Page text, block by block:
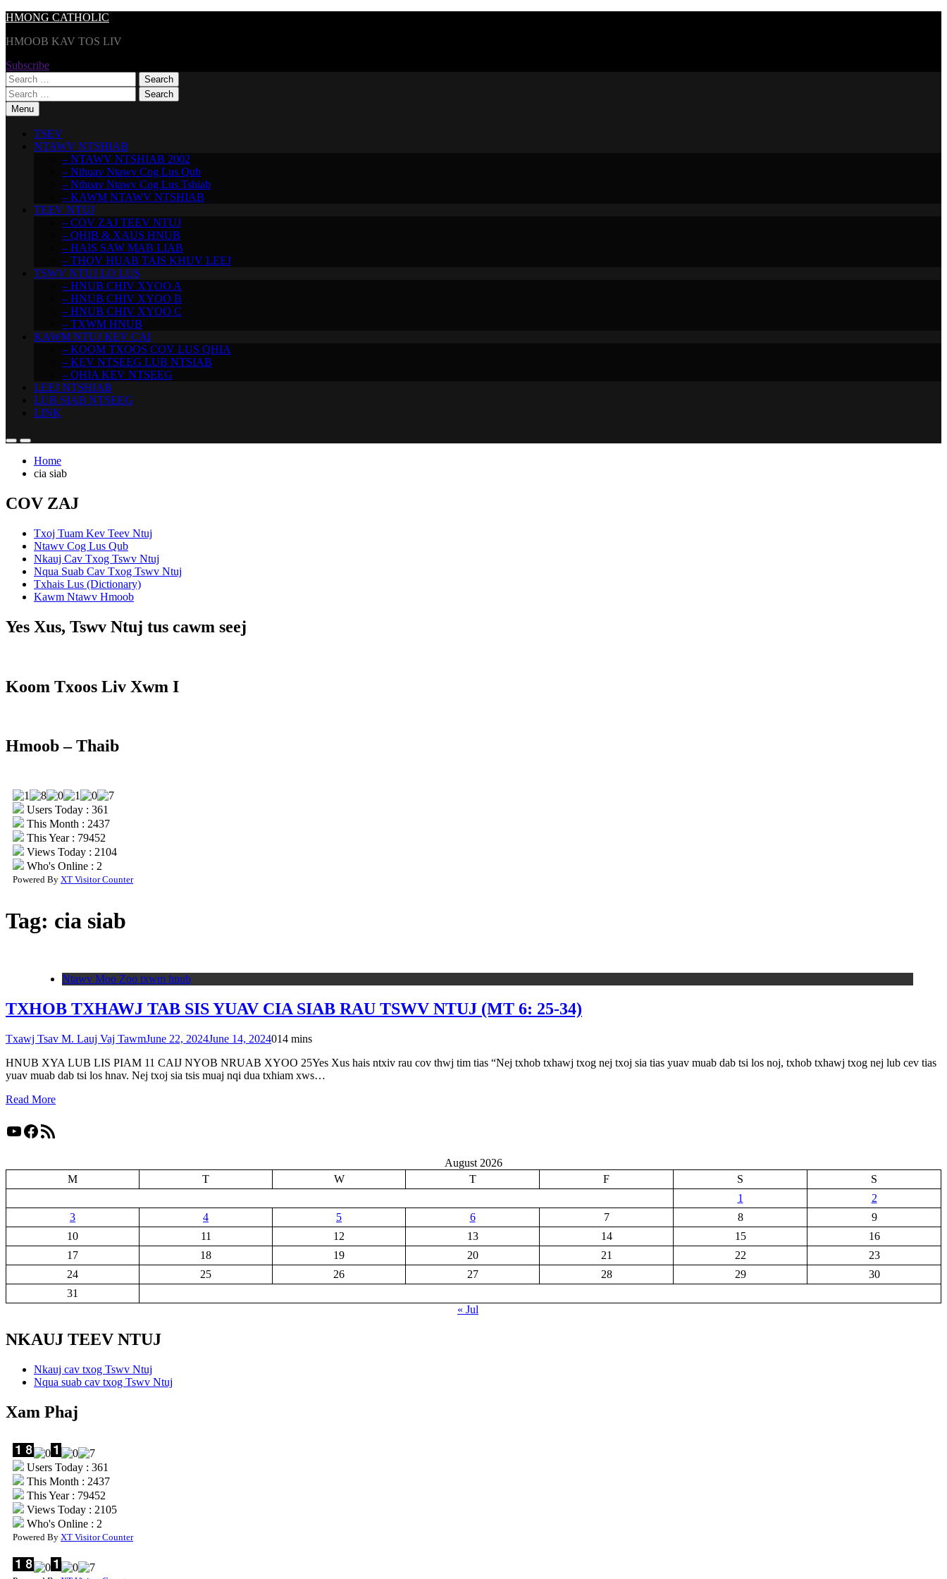
Skip
content
HMONG CATHOLIC
HMOOB KAV TOS LIV
Subscribe
Search
for:
Search
for:Menu
TSEV
NTAWV NTSHIAB
– NTAWV NTSHIAB 2002
– Nthuav Ntawv Cog Lus Qub
– Nthuav Ntawv Cog Lus Tshiab
– KAWM NTAWV NTSHIAB
TEEV NTUJ
– COV ZAJ TEEV NTUJ
– QHIB & XAUS HNUB
– HAIS SAW MAB LIAB
– THOV HUAB TAIS KHUV LEEJ
TSWV NTUJ LO LUS
– HNUB CHIV XYOO A
– HNUB CHIV XYOO B
– HNUB CHIV XYOO C
– TXWM HNUB
KAWM NTUJ KEV CAI
– KOOM TXOOS COV LUS QHIA
– KEV NTSEEG LUB NTSIAB
– QHIA KEV NTSEEG
LEEJ NTSHIAB
LUB SIAB NTSEEG
LINK
Home
cia siab
COV ZAJ
Txoj Tuam Kev Teev Ntuj
Ntawv Cog Lus Qub
Nkauj Cav Txog Tswv Ntuj
Nqua Suab Cav Txog Tswv Ntuj
Txhais Lus (Dictionary)
Kawm Ntawv Hmoob
Yes Xus, Tswv Ntuj tus cawm seej
Koom Txoos Liv Xwm I
Hmoob – Thaib
Users Today : 361
This Month : 2437
This Year : 79452
Views Today : 2104
Who's Online : 2
Powered By XT Visitor Counter
Tag: cia siab
Ntawv Moo Zoo txwm hnub
TXHOB TXHAWJ TAB SIS YUAV CIA SIAB RAU TSWV NTUJ (MT 6: 25-34)
Txawj Tsav M. Lauj Vaj TawmJune 22, 2024June 14, 2024014 mins
HNUB XYA LUB LIS PIAM 11 CAIJ NYOB NRUAB XYOO 25Yes Xus hais ntxiv rau cov thwj tim tias “Nej txhob txhawj txog nej txoj sia tias yuav muab dab tsi los noj, txhob txhawj txog nej lub cev tias
yuav muab dab tsi los hnav. Nej txoj sia tsis muaj nqi dua txhiam xws…
Read More
YouTube
Facebook
RSS Feed
August 2026
M
T W T F S
S
1
2
3
4 5 6 7 8
9
10
11 12 13 14 15
16
17
18 19 20 21 22
23
24
25 26 27 28 29
30
31
« Jul
NKAUJ TEEV NTUJ
Nkauj cav txog Tswv Ntuj
Nqua suab cav txog Tswv Ntuj
Xam Phaj
Users Today : 361
This Month : 2437
This Year : 79452
Views Today : 2105
Who's Online : 2
Powered By XT Visitor Counter